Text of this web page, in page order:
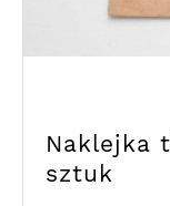
Naklejka
sztuk